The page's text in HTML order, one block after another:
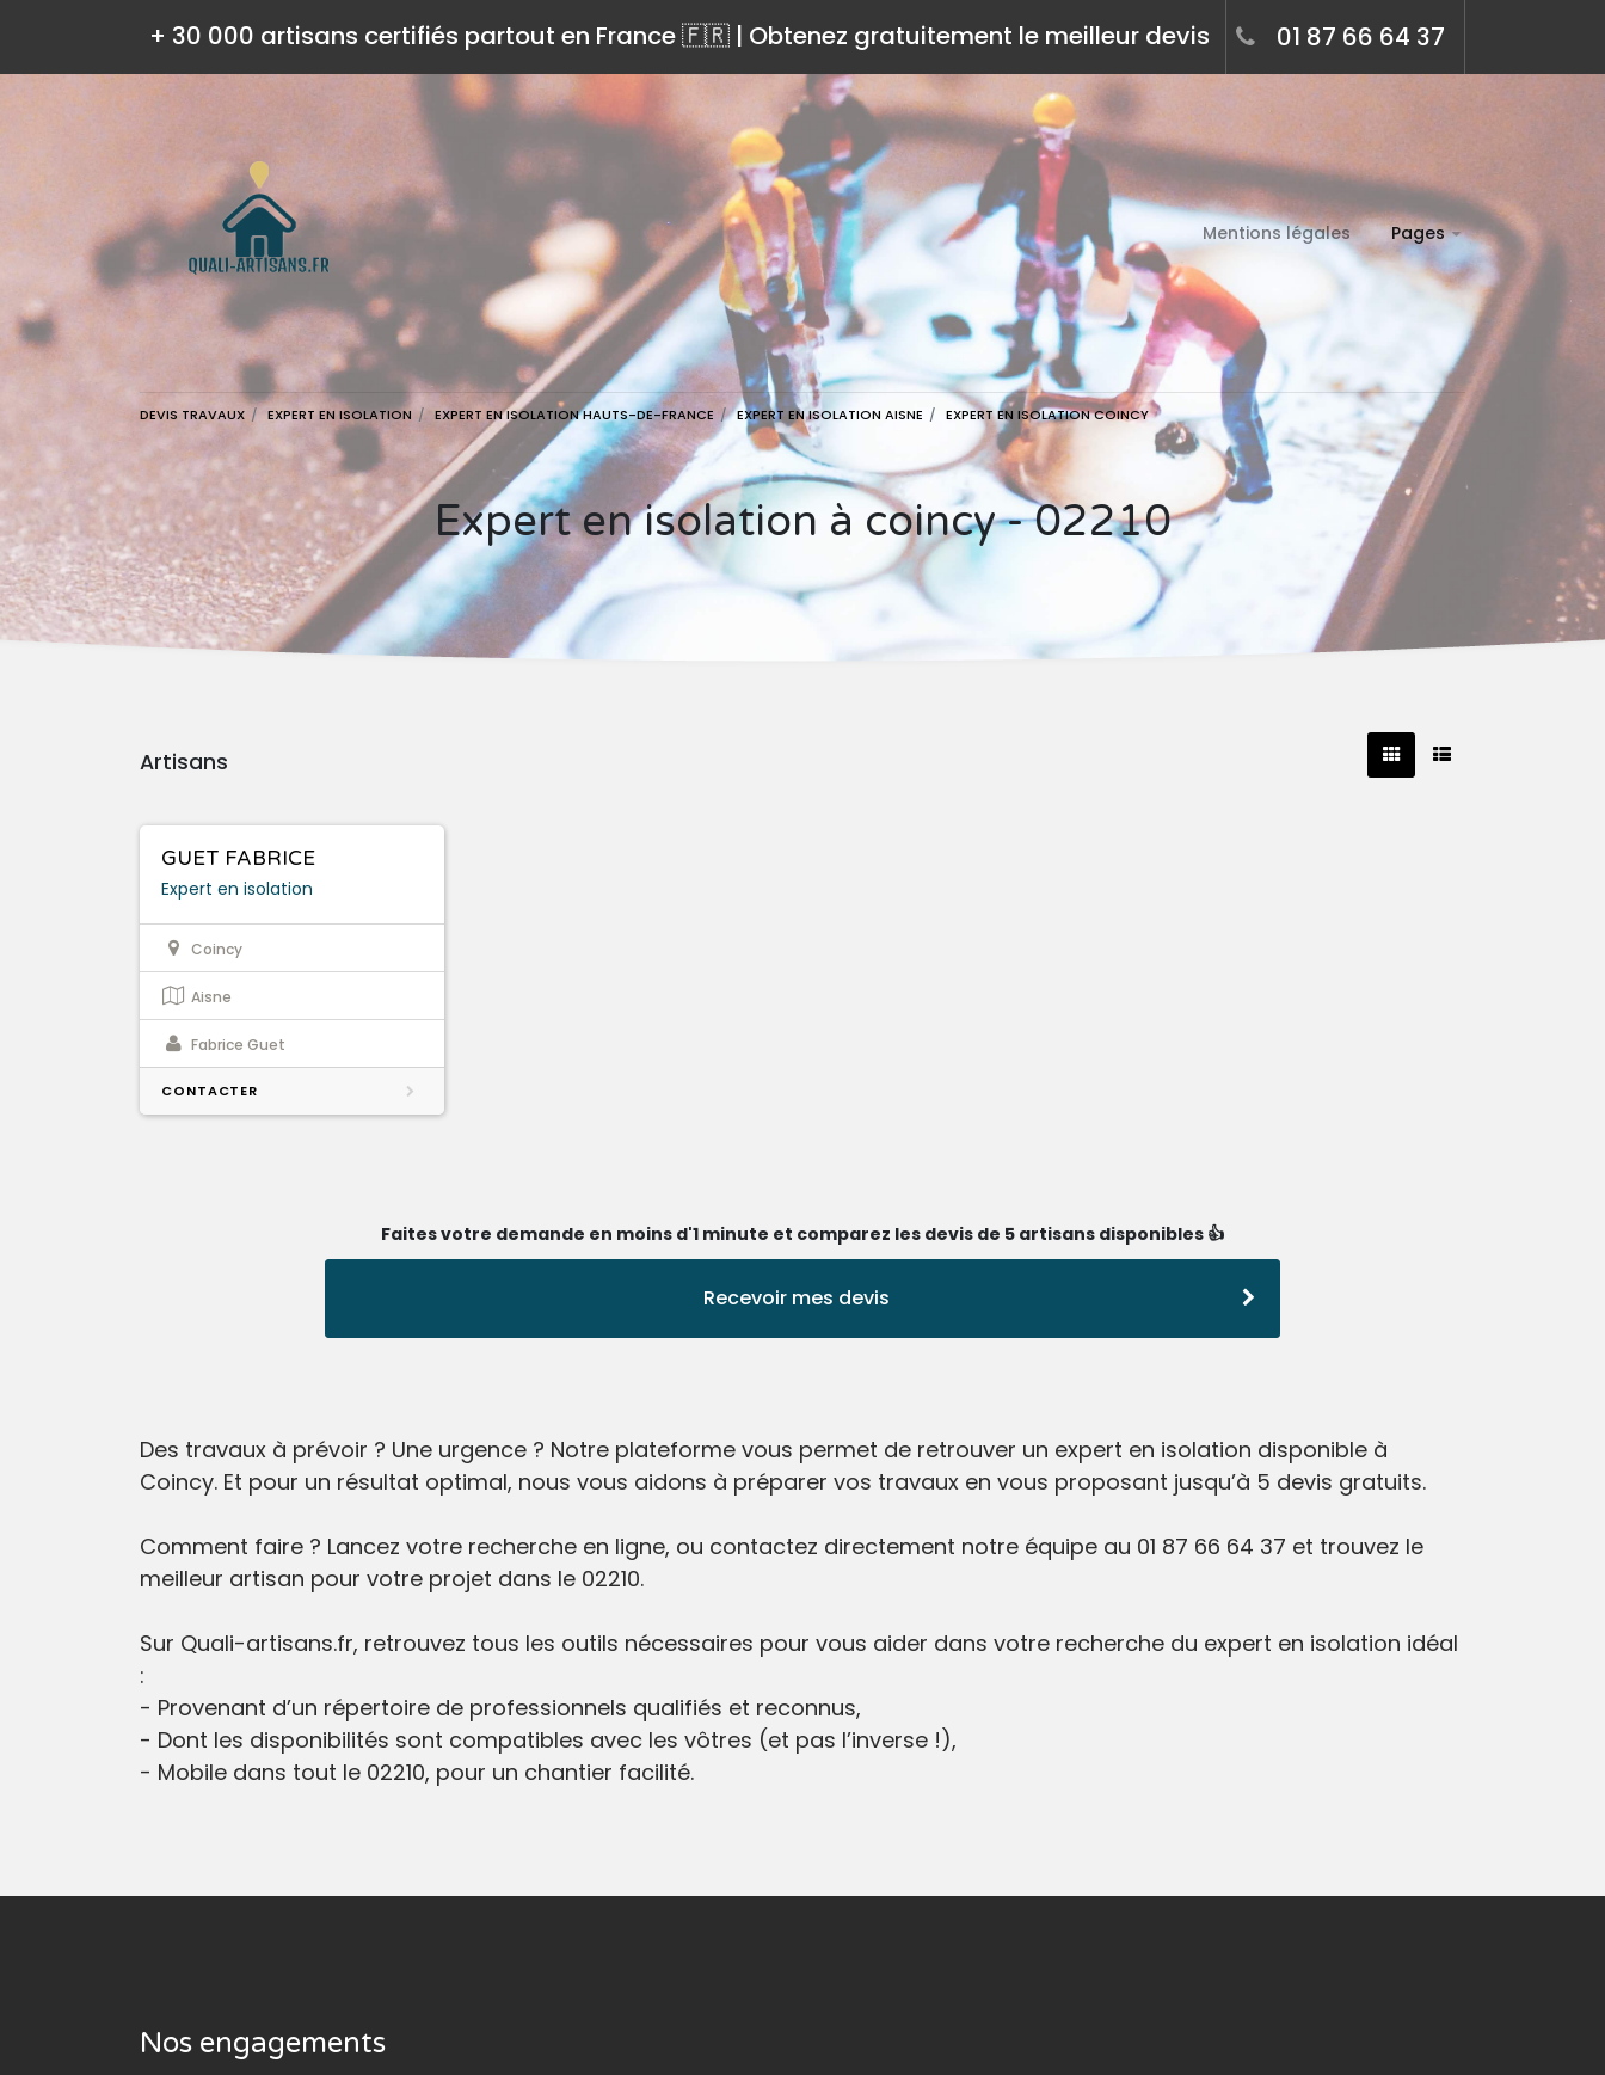
+ 30 000 artisans certifiés partout en France 🇫🇷 | Obtenez gratuitement le meilleur devis 01 87 66 64 37
Mentions légales Pages
DEVIS TRAVAUX EXPERT EN ISOLATION EXPERT EN ISOLATION HAUTS-DE-FRANCE EXPERT EN ISOLATION AISNE EXPERT EN ISOLATION COINCY
Expert en isolation à coincy - 02210
Artisans
GUET FABRICE
Expert en isolation
Coincy
Aisne
Fabrice Guet
CONTACTER
Faites votre demande en moins d'1 minute et comparez les devis de 5 artisans disponibles 👍
Recevoir mes devis
Des travaux à prévoir ? Une urgence ? Notre plateforme vous permet de retrouver un expert en isolation disponible à
Coincy. Et pour un résultat optimal, nous vous aidons à préparer vos travaux en vous proposant jusqu’à 5 devis gratuits.
Comment faire ? Lancez votre recherche en ligne, ou contactez directement notre équipe au 01 87 66 64 37 et trouvez le
meilleur artisan pour votre projet dans le 02210.
Sur Quali-artisans.fr, retrouvez tous les outils nécessaires pour vous aider dans votre recherche du expert en isolation idéal
:
- Provenant d’un répertoire de professionnels qualifiés et reconnus,
- Dont les disponibilités sont compatibles avec les vôtres (et pas l’inverse !),
- Mobile dans tout le 02210, pour un chantier facilité.
Nos engagements